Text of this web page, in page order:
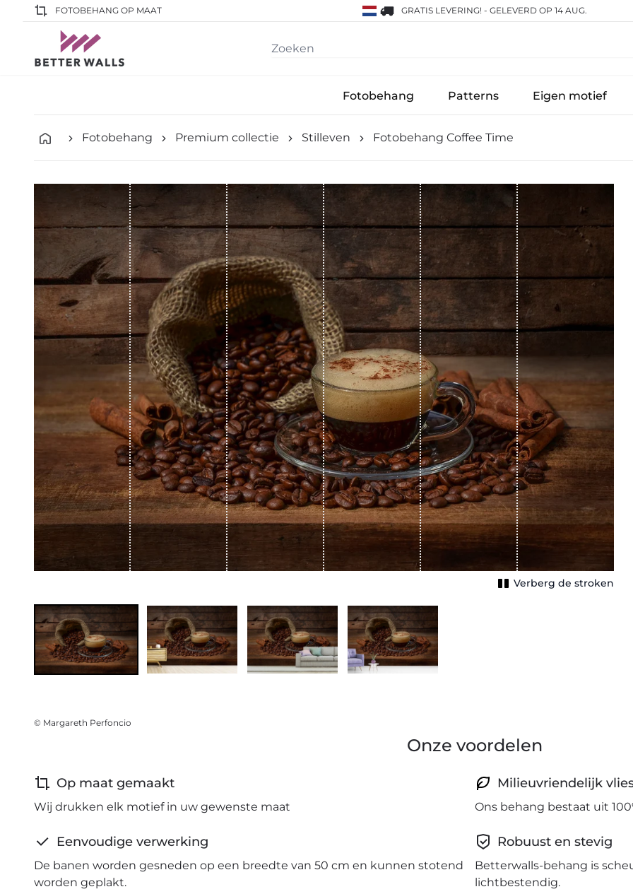
FOTOBEHANG OP MAAT GRATIS LEVERING! - GELEVERD OP 14 AUG.
Fotobehang Patterns Eigen motief
Fotobehang Premium collectie Stilleven Fotobehang Coffee Time
Verberg de stroken
© Margareth Perfoncio
Onze voordelen
Op maat gemaakt
Wij drukken elk motief in uw gewenste maat
Milieuvriendelijk
Ons behang bestaat uit
Eenvoudige verwerking
De banen worden gesneden op een breedte van 50 cm en kunnen stotend
worden geplakt.
Robuust en stevig
Betterwalls-behang is
lichtbestendig.